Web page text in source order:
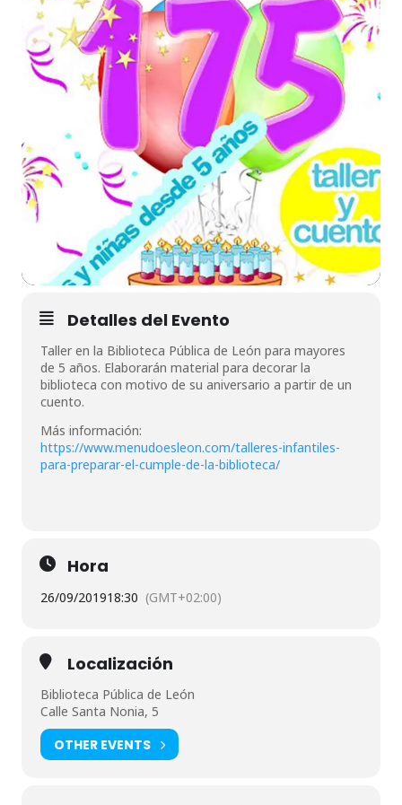
Detalles del Evento
Taller en la Biblioteca Pública de León para mayores
de 5 años. Elaborarán material para decorar la
biblioteca con motivo de su aniversario a partir de un
cuento.
Más información:
https://www.menudoesleon.com/talleres-infantiles-
para-preparar-el-cumple-de-la-biblioteca/
Hora
26/09/201918:30 (GMT+02:00)
Localización
Biblioteca Pública de León
Calle Santa Nonia, 5
OTHER EVENTS